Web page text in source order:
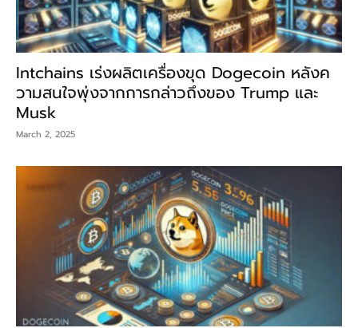
Intchains เร่งผลิตเครื่องขุด Dogecoin หลังค
วามสนใจพุ่งจากการกล่าวถึงของ Trump และ
Musk
March 2, 2025